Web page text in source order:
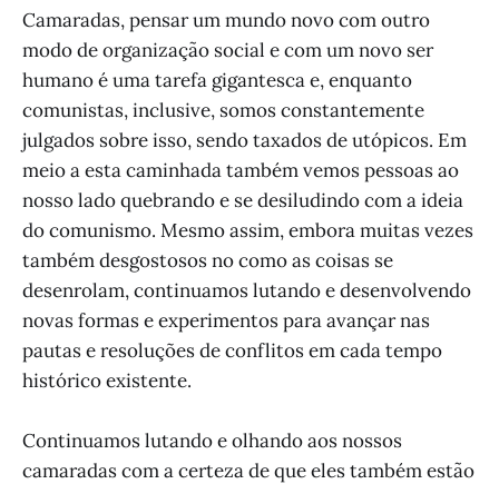
Camaradas, pensar um mundo novo com outro
modo de organização social e com um novo ser
humano é uma tarefa gigantesca e, enquanto
comunistas, inclusive, somos constantemente
julgados sobre isso, sendo taxados de utópicos. Em
meio a esta caminhada também vemos pessoas ao
nosso lado quebrando e se desiludindo com a ideia
do comunismo. Mesmo assim, embora muitas vezes
também desgostosos no como as coisas se
desenrolam, continuamos lutando e desenvolvendo
novas formas e experimentos para avançar nas
pautas e resoluções de conflitos em cada tempo
histórico existente.
Continuamos lutando e olhando aos nossos
camaradas com a certeza de que eles também estão